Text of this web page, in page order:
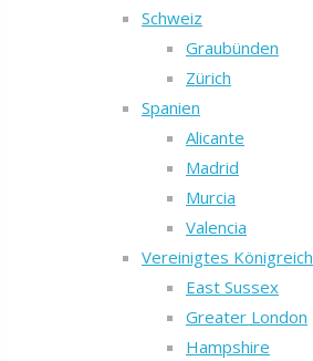
Schweiz
Graubünden
Zürich
Spanien
Alicante
Madrid
Murcia
Valencia
Vereinigtes Königreich
East Sussex
Greater London
Hampshire